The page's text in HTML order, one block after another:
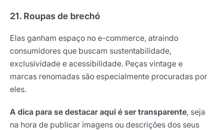
21. Roupas de brechó
Elas ganham espaço no e-commerce, atraindo
consumidores que buscam sustentabilidade,
exclusividade e acessibilidade. Peças vintage e
marcas renomadas são especialmente procuradas por
eles.
A dica para se destacar aqui é ser transparente, seja
na hora de publicar imagens ou descrições dos seus